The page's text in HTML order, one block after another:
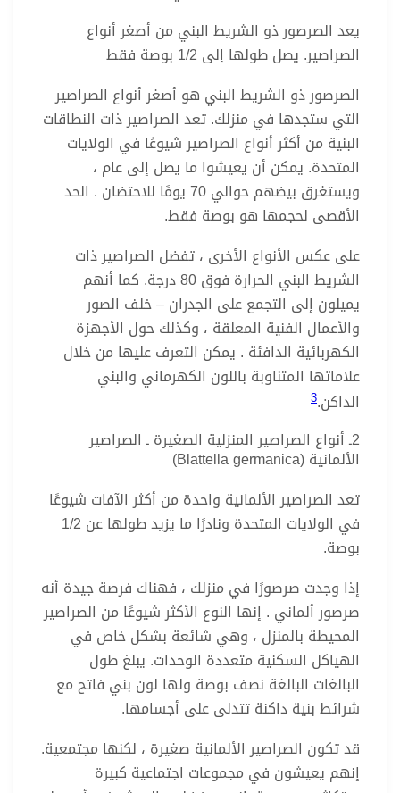
يعد الصرصور ذو الشريط البني من أصغر أنواع
الصراصير. يصل طولها إلى 1/2 بوصة فقط
الصرصور ذو الشريط البني هو أصغر أنواع الصراصير
التي ستجدها في منزلك. تعد الصراصير ذات النطاقات
البنية من أكثر أنواع الصراصير شيوعًا في الولايات
المتحدة. يمكن أن يعيشوا ما يصل إلى عام ،
ويستغرق بيضهم حوالي 70 يومًا للاحتضان . الحد
الأقصى لحجمها هو بوصة فقط.
على عكس الأنواع الأخرى ، تفضل الصراصير ذات
الشريط البني الحرارة فوق 80 درجة. كما أنهم
يميلون إلى التجمع على الجدران – خلف الصور
والأعمال الفنية المعلقة ، وكذلك حول الأجهزة
الكهربائية الدافئة . يمكن التعرف عليها من خلال
علاماتها المتناوبة باللون الكهرماني والبني
الداكن.3
2ـ أنواع الصراصير المنزلية الصغيرة ـ الصراصير
الألمانية (Blattella germanica)
تعد الصراصير الألمانية واحدة من أكثر الآفات شيوعًا
في الولايات المتحدة ونادرًا ما يزيد طولها عن 1/2
بوصة.
إذا وجدت صرصورًا في منزلك ، فهناك فرصة جيدة أنه
صرصور ألماني . إنها النوع الأكثر شيوعًا من الصراصير
المحيطة بالمنزل ، وهي شائعة بشكل خاص في
الهياكل السكنية متعددة الوحدات. يبلغ طول
البالغات البالغة نصف بوصة ولها لون بني فاتح مع
شرائط بنية داكنة تتدلى على أجسامها.
قد تكون الصراصير الألمانية صغيرة ، لكنها مجتمعية.
إنهم يعيشون في مجموعات اجتماعية كبيرة